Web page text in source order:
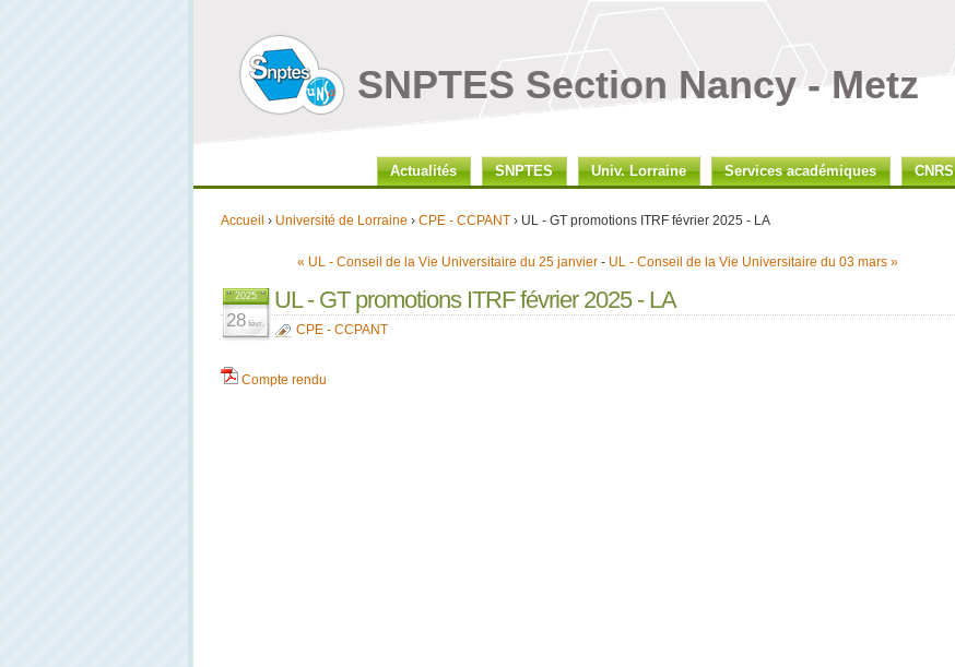
SNPTES Section Nancy - Metz
Actualités SNPTES Univ. Lorraine Services académiques CNRS
Accueil › Université de Lorraine › CPE - CCPANT › UL - GT promotions ITRF février 2025 - LA
« UL - Conseil de la Vie Universitaire du 25 janvier - UL - Conseil de la Vie Universitaire du 03 mars »
2025
28 févr.
UL - GT promotions ITRF février 2025 - LA
CPE - CCPANT
Compte rendu